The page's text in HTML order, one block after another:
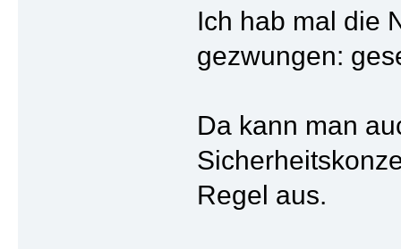
Ich hab mal die
gezwungen:
Da kann man
Regel aus.